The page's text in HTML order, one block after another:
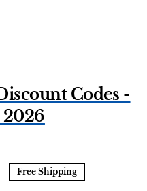
Codes -
2026
Free Shipping